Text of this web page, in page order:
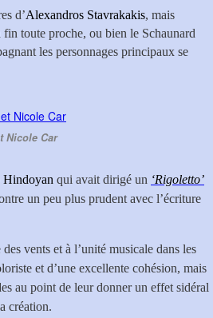
d’Alexandros Stavrakakis, mais
toute proche, ou bien le Schaunard
les personnages principaux se
Nicole Car
qui avait dirigé un ‘Rigoletto’
un peu plus prudent avec l’écriture
vents et à l’unité musicale dans les
et d’une excellente cohésion, mais
au point de leur donner un effet sidéral
création.